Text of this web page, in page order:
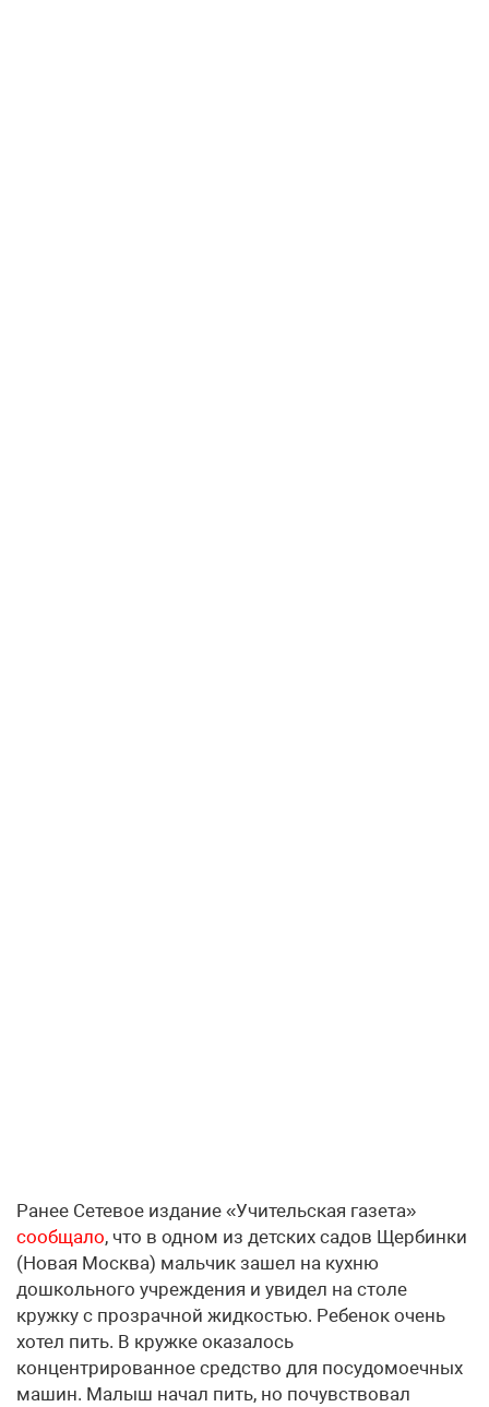
Ранее Сетевое издание «Учительская газета»
сообщало, что в одном из детских садов Щербинки
(Новая Москва) мальчик зашел на кухню
дошкольного учреждения и увидел на столе
кружку с прозрачной жидкостью. Ребенок очень
хотел пить. В кружке оказалось
концентрированное средство для посудомоечных
машин. Малыш начал пить, но почувствовал